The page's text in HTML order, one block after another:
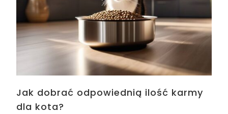
Jak dobrać odpowiednią ilość karmy
dla kota?